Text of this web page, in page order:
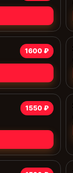
1600 ₽
1550 ₽